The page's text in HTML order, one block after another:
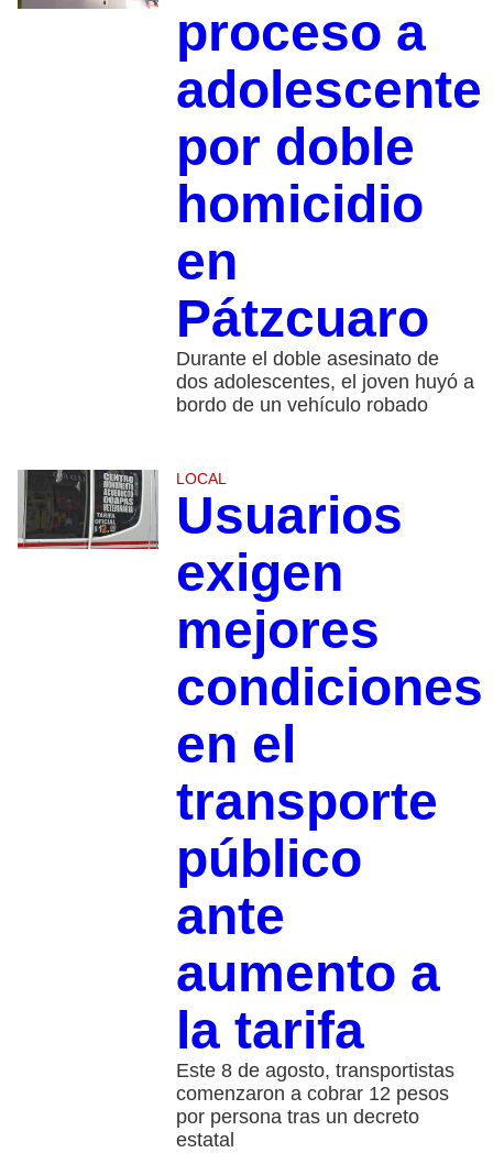
proceso a
adolescente
por doble
homicidio
en
Pátzcuaro
Durante el doble asesinato de
dos adolescentes, el joven huyó a
bordo de un vehículo robado
LOCAL
Usuarios
exigen
mejores
condiciones
en el
transporte
público
ante
aumento a
la tarifa
Este 8 de agosto, transportistas
comenzaron a cobrar 12 pesos
por persona tras un decreto
estatal